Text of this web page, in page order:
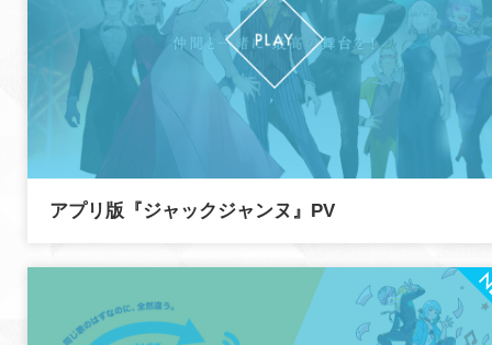
アプリ版『ジャックジャンヌ』PV